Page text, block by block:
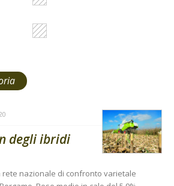
degli ibridi
rete nazionale di confronto varietale